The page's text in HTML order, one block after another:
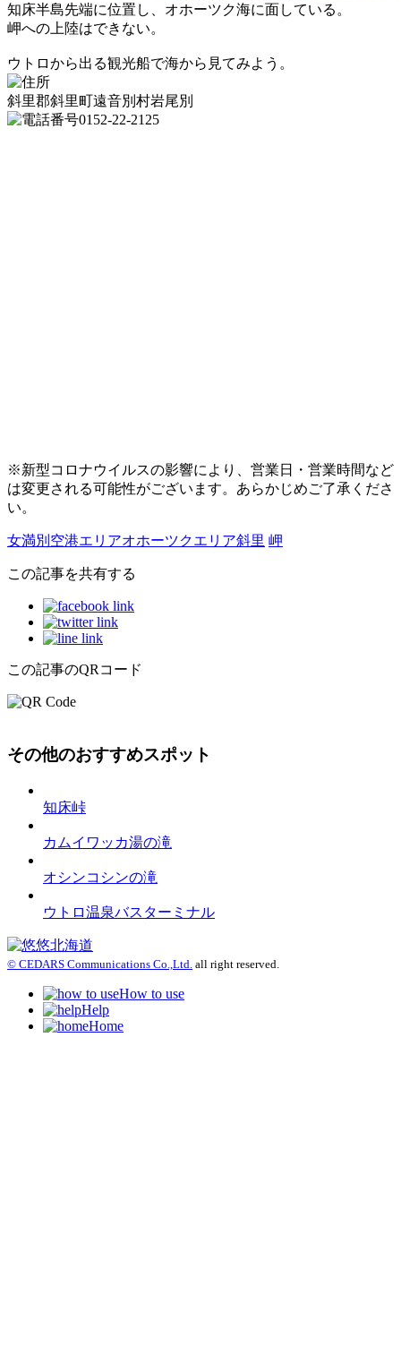
知床半島先端に位置し、オホーツク海に面している。
岬への上陸はできない。
ウトロから出る観光船で海から見てみよう。
斜里郡斜里町遠音別村岩尾別
0152-22-2125
※新型コロナウイルスの影響により、営業日・営業時間など
は変更される可能性がございます。あらかじめご了承くださ
い。
女満別空港エリアオホーツクエリア斜里 岬
この記事を共有する
この記事のQRコード
その他のおすすめスポット
知床峠
カムイワッカ湯の滝
オシンコシンの滝
ウトロ温泉バスターミナル
© CEDARS Communications Co.,Ltd. all right reserved.
How to use
Help
Home